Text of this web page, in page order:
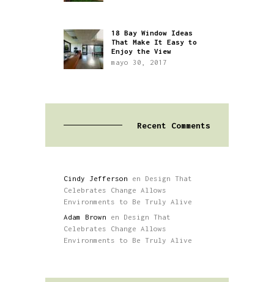
18 Bay Window Ideas
That Make It Easy to
Enjoy the View
mayo 30, 2017
Recent Comments
Cindy Jefferson en Design That
Celebrates Change Allows
Environments to Be Truly Alive
Adam Brown en Design That
Celebrates Change Allows
Environments to Be Truly Alive